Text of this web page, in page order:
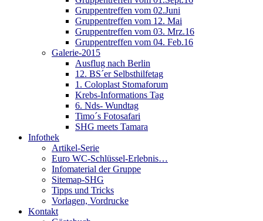
Gruppentreffen vom 02.Juni
Gruppentreffen vom 12. Mai
Gruppentreffen vom 03. Mrz.16
Gruppentreffen vom 04. Feb.16
Galerie-2015
Ausflug nach Berlin
12. BS´er Selbsthilfetag
1. Coloplast Stomaforum
Krebs-Informations Tag
6. Nds- Wundtag
Timo´s Fotosafari
SHG meets Tamara
Infothek
Artikel-Serie
Euro WC-Schlüssel-Erlebnis…
Infomaterial der Gruppe
Sitemap-SHG
Tipps und Tricks
Vorlagen, Vordrucke
Kontakt